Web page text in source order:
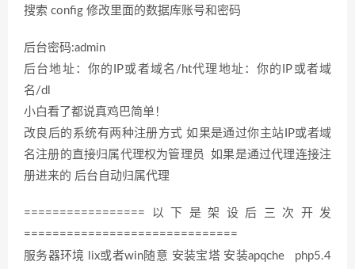
搜索 config 修改里面的数据库账号和密码
后台密码:admin
后台地址：你的IP或者域名/ht代理地址：你的IP或者域
名/dl
小白看了都说真鸡巴简单！
改良后的系统有两种注册方式 如果是通过你主站IP或者域
名注册的直接归属代理权为管理员 如果是通过代理连接注
册进来的 后台自动归属代理
=================以下是架设后三次开发
==============================
服务器环境 lix或者win随意 安装宝塔 安装apqche php5.4